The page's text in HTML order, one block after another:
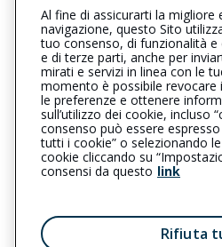
0564617051
pitigliano@cattolica.it
L’intermediario è soggetto al
Registro RUI al seguentelink
Privacy | Cookie |
Al fine di assicurarti la migliore
navigazione, questo Sito
tuo consenso, di funzionalità
e di terze parti, anche per
mirati e servizi in linea con le
momento è possibile revocare
le preferenze e ottenere
sull’utilizzo dei cookie, incluso
consenso può essere
tutti i cookie” o selezionando
cookie cliccando su
consensi da questo link
Rifiuta